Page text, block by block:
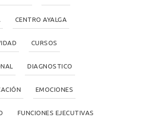
CENTRO AYALGA
CURSOS
DIAGNOSTICO
EMOCIONES
FUNCIONES EJECUTIVAS